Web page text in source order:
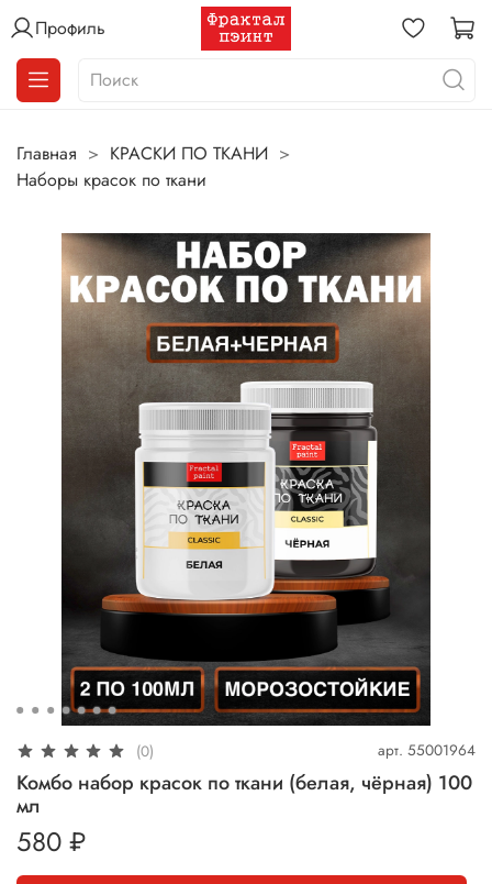
Профиль
Главная
КРАСКИ ПО ТКАНИ
Наборы красок по ткани
(0) арт. 55001964
Комбо набор красок по ткани (белая, чёрная) 100
мл
580 ₽